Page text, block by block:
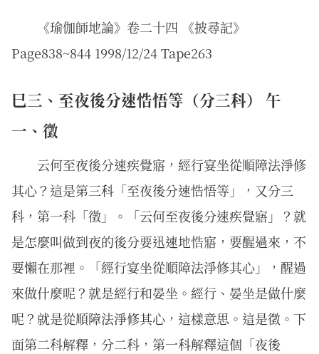
《瑜伽師地論》卷二十四 《披尋記》
Page838~844 1998/12/24 Tape263
巳三、至夜後分速悎悟等（分三科） 午
一、徵
云何至夜後分速疾覺寤，經行宴坐從順障法淨修
其心？這是第三科「至夜後分速悎悟等」，又分三
科，第一科「徵」。「云何至夜後分速疾覺寤」？就
是怎麼叫做到夜的後分要迅速地悎寤，要醒過來，不
要懶在那裡。「經行宴坐從順障法淨修其心」，醒過
來做什麼呢？就是經行和晏坐。經行、晏坐是做什麼
呢？就是從順障法淨修其心，這樣意思。這是徵。下
面第二科解釋，分二科，第一科解釋這個「夜後